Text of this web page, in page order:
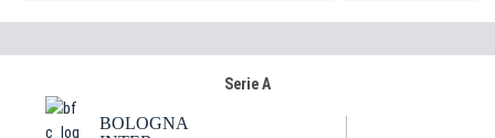
Serie A
BOLOGNA